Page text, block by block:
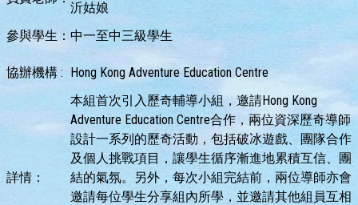
沂姑娘
參與學生： 中一至中三級學生
協辦機構 : Hong Kong Adventure Education Centre
詳情：
本組首次引入歷奇輔導小組，邀請Hong Kong
Adventure Education Centre合作，兩位資深歷奇導師
設計一系列的歷奇活動，包括破冰遊戲、團隊合作
及個人挑戰項目，讓學生循序漸進地累積互信、團
結的氣氛。另外，每次小組完結前，兩位導師亦會
邀請每位學生分享組內所學，並邀請其他組員互相